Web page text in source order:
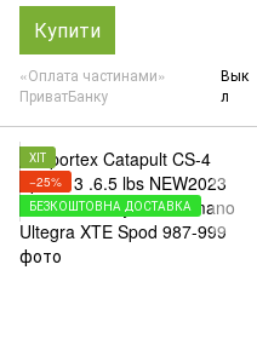
Купити
«Оплата частинами»
ПриватБанку
Вык
л
ХІТ
−25%
БЕЗКОШТОВНА ДОСТАВКА